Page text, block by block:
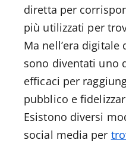
diretta per
più utilizzati per
Ma nell’era
sono diventati uno
efficaci per
pubblico e
Esistono diversi
social media per